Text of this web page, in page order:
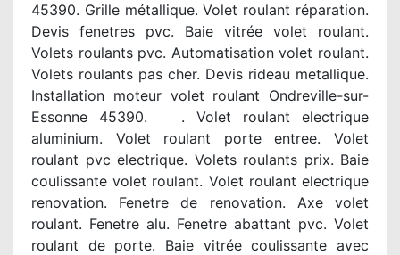
45390. Grille métallique. Volet roulant réparation.
Devis fenetres pvc. Baie vitrée volet roulant.
Volets roulants pvc. Automatisation volet roulant.
Volets roulants pas cher. Devis rideau metallique.
Installation moteur volet roulant Ondreville-sur-
Essonne 45390. . Volet roulant electrique
aluminium. Volet roulant porte entree. Volet
roulant pvc electrique. Volets roulants prix. Baie
coulissante volet roulant. Volet roulant electrique
renovation. Fenetre de renovation. Axe volet
roulant. Fenetre alu. Fenetre abattant pvc. Volet
roulant de porte. Baie vitrée coulissante avec